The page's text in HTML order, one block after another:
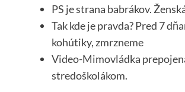
PS je strana babrákov.
Tak kde je pravda? Pred 7
kohútiky, zmrzneme
Video-Mimovládka
stredoškolákom.